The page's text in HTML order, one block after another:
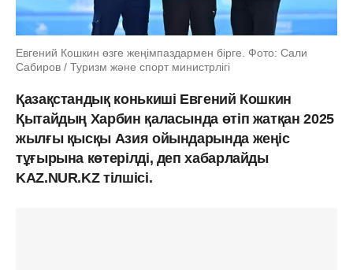
Евгений Кошкин өзге жеңімпаздармен бірге. Фото: Сали
Сабиров / Туризм жəне спорт министрлігі
Қазақстандық конькиші Евгений Кошкин
Қытайдың Харбин қаласында өтіп жатқан 2025
жылғы қысқы Азия ойындарында жеңіс
тұғырына көтерілді, деп хабарлайды
KAZ.NUR.KZ тілшісі.